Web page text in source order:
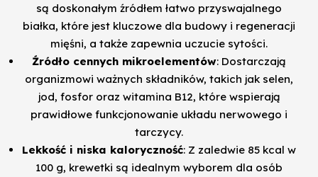
są doskonałym źródłem łatwo przyswajalnego
białka, które jest kluczowe dla budowy i regeneracji
mięśni, a także zapewnia uczucie sytości.
Źródło cennych mikroelementów: Dostarczają
organizmowi ważnych składników, takich jak selen,
jod, fosfor oraz witamina B12, które wspierają
prawidłowe funkcjonowanie układu nerwowego i
tarczycy.
Lekkość i niska kaloryczność: Z zaledwie 85 kcal w
100 g, krewetki są idealnym wyborem dla osób